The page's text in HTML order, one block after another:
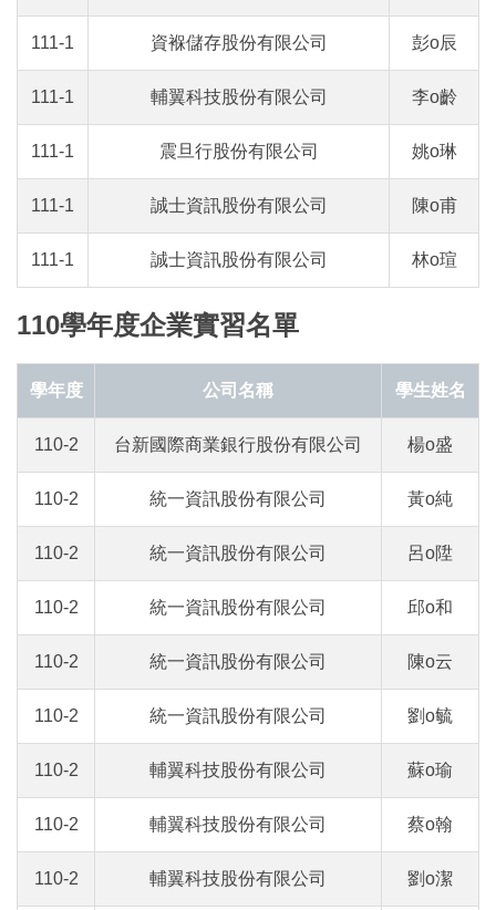
111-1 資褓儲存股份有限公司 彭o辰
111-1 輔翼科技股份有限公司 李o齡
111-1 震旦行股份有限公司 姚o琳
111-1 誠士資訊股份有限公司 陳o甫
111-1 誠士資訊股份有限公司 林o瑄
110學年度企業實習名單
學年度 公司名稱 學生姓名
110-2 台新國際商業銀行股份有限公司 楊o盛
110-2 統一資訊股份有限公司 黃o純
110-2 統一資訊股份有限公司 呂o陞
110-2 統一資訊股份有限公司 邱o和
110-2 統一資訊股份有限公司 陳o云
110-2 統一資訊股份有限公司 劉o毓
110-2 輔翼科技股份有限公司 蘇o瑜
110-2 輔翼科技股份有限公司 蔡o翰
110-2 輔翼科技股份有限公司 劉o潔